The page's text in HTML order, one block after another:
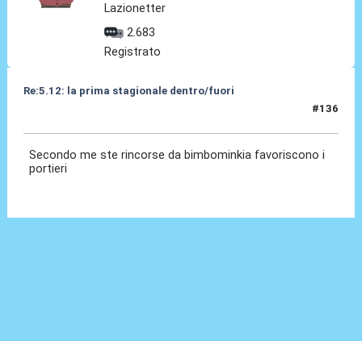
Lazionetter
2.683
Registrato
Re:5.12: la prima stagionale dentro/fuori
#136
Secondo me ste rincorse da bimbominkia favoriscono i
portieri